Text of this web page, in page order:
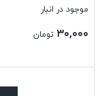
موجود در انبار
۳۰,۰۰۰ تومان